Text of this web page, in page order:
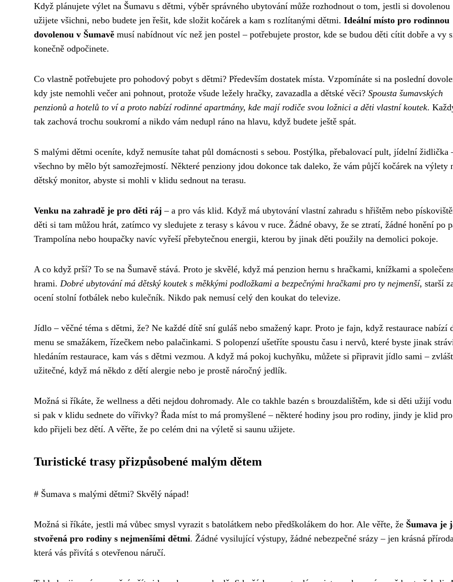
Když plánujete výlet na Šumavu s dětmi, výběr správného ubytování může rozhodnout o tom, jestli si dovolenou
užijete všichni, nebo budete jen řešit, kde složit kočárek a kam s rozlítanými dětmi. Ideální místo pro rodinnou
dovolenou v Šumavě musí nabídnout víc než jen postel – potřebujete prostor, kde se budou děti cítit dobře a vy
konečně odpočinete.
Co vlastně potřebujete pro pohodový pobyt s dětmi? Především dostatek místa. Vzpomínáte si na poslední
kdy jste nemohli večer ani pohnout, protože všude ležely hračky, zavazadla a dětské věci? Spousta šumavských
penzionů a hotelů to ví a proto nabízí rodinné apartmány, kde mají rodiče svou ložnici a děti vlastní koutek.
tak zachová trochu soukromí a nikdo vám nedupl ráno na hlavu, když budete ještě spát.
S malými dětmi oceníte, když nemusíte tahat půl domácnosti s sebou. Postýlka, přebalovací pult, jídelní židlička
všechno by mělo být samozřejmostí. Některé penziony jdou dokonce tak daleko, že vám půjčí kočárek na výlety
dětský monitor, abyste si mohli v klidu sednout na terasu.
Venku na zahradě je pro děti ráj – a pro vás klid. Když má ubytování vlastní zahradu s hřištěm nebo
děti si tam můžou hrát, zatímco vy sledujete z terasy s kávou v ruce. Žádné obavy, že se ztratí, žádné honění po
Trampolína nebo houpačky navíc vyřeší přebytečnou energii, kterou by jinak děti použily na demolici pokoje.
A co když prší? To se na Šumavě stává. Proto je skvělé, když má penzion hernu s hračkami, knížkami a
hrami. Dobré ubytování má dětský koutek s měkkými podložkami a bezpečnými hračkami pro ty nejmenší, starší
ocení stolní fotbálek nebo kulečník. Nikdo pak nemusí celý den koukat do televize.
Jídlo – věčné téma s dětmi, že? Ne každé dítě sní guláš nebo smažený kapr. Proto je fajn, když restaurace nabízí
menu se smažákem, řízečkem nebo palačinkami. S polopenzí ušetříte spoustu času i nervů, které byste jinak
hledáním restaurace, kam vás s dětmi vezmou. A když má pokoj kuchyňku, můžete si připravit jídlo sami –
užitečné, když má někdo z dětí alergie nebo je prostě náročný jedlík.
Možná si říkáte, že wellness a děti nejdou dohromady. Ale co takhle bazén s brouzdalištěm, kde si děti užijí
si pak v klidu sednete do vířivky? Řada míst to má promyšlené – některé hodiny jsou pro rodiny, jindy je klid
kdo přijeli bez dětí. A věřte, že po celém dni na výletě si saunu užijete.
Turistické trasy přizpůsobené malým dětem
# Šumava s malými dětmi? Skvělý nápad!
Možná si říkáte, jestli má vůbec smysl vyrazit s batolátkem nebo předškolákem do hor. Ale věřte, že Šumava je
stvořená pro rodiny s nejmenšími dětmi. Žádné vysilující výstupy, žádné nebezpečné srázy – jen krásná
která vás přivítá s otevřenou náručí.